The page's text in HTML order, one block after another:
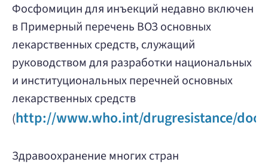
Фосфомицин для инъекций недавно включен
в Примерный перечень ВОЗ основных
лекарственных средств, служащий
руководством для разработки национальных
и институциональных перечней основных
лекарственных средств
(http://www.who.int/drugresistance/
Здравоохранение многих стран